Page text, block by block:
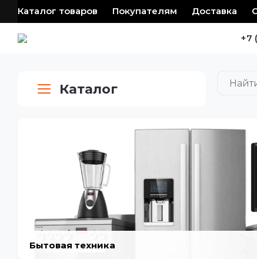
Каталог товаров Покупателям Доставка
+7
Каталог
Бытовая техника